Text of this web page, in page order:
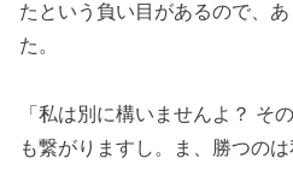
たという負い目があるので、
た。
「私は別に構いませんよ？ そ
も繋がりますし。ま、勝つのは